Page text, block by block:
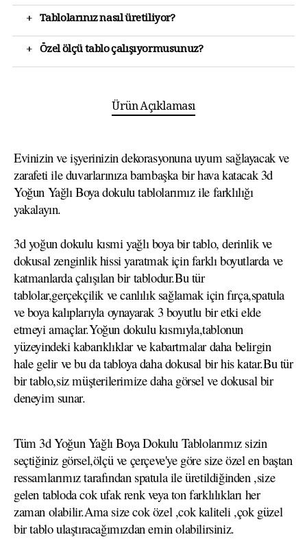
+ Tablolarınız nasıl üretiliyor?
+ Özel ölçü tablo çalışıyormusunuz?
Ürün Açıklaması
Evinizin ve işyerinizin dekorasyonuna uyum sağlayacak ve
zarafeti ile duvarlarınıza bambaşka bir hava katacak 3d
Yoğun Yağlı Boya dokulu tablolarımız ile farklılığı
yakalayın.
3d yoğun dokulu kısmi yağlı boya bir tablo, derinlik ve
dokusal zenginlik hissi yaratmak için farklı boyutlarda ve
katmanlarda çalışılan bir tablodur.Bu tür
tablolar,gerçekçilik ve canlılık sağlamak için fırça,spatula
ve boya kalıplarıyla oynayarak 3 boyutlu bir etki elde
etmeyi amaçlar.Yoğun dokulu kısmıyla,tablonun
yüzeyindeki kabarıklıklar ve kabartmalar daha belirgin
hale gelir ve bu da tabloya daha dokusal bir his katar.Bu tür
bir tablo,siz müşterilerimize daha görsel ve dokusal bir
deneyim sunar.
Tüm 3d Yoğun Yağlı Boya Dokulu Tablolarımız sizin
seçtiğiniz görsel,ölçü ve çerçeve'ye göre size özel en baştan
ressamlarımız tarafından spatula ile üretildiğinden ,size
gelen tabloda cok ufak renk veya ton farklılıkları her
zaman olabilir.Ama size cok özel ,cok kaliteli ,çok güzel
bir tablo ulaştıracağımızdan emin olabilirsiniz.